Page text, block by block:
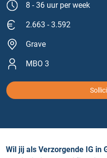
8 - 36 uur per week
2.663 - 3.592
Grave
MBO 3
Wil jij als Verzorgende IG in